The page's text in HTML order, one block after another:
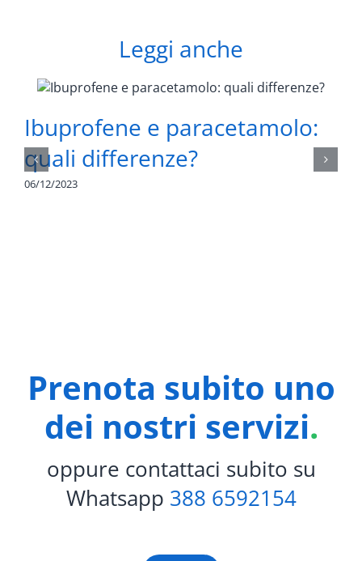
Leggi anche
Ibuprofene e paracetamolo:
quali differenze?
06/12/2023
Prenota subito uno
dei nostri servizi.
oppure contattaci subito su
Whatsapp 388 6592154